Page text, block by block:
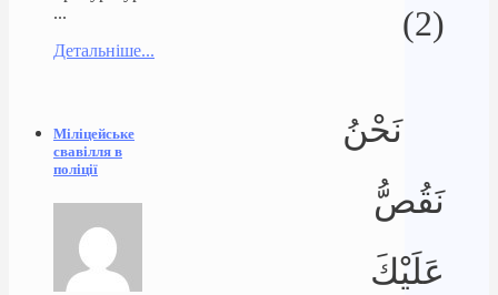
(2)
نَحْنُ
نَقُصُّ
عَلَيْكَ
...
Детальніше...
Міліцейське
свавілля в
поліції